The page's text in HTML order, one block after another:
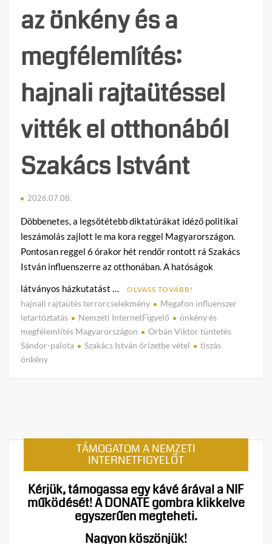
az önkény és a
megfélemlítés:
hajnali rajtaütéssel
vitték el otthonából
Szakács Istvánt
2026.07.08.
Döbbenetes, a legsötétebb diktatúrákat idéző politikai
leszámolás zajlott le ma kora reggel Magyarországon.
Pontosan reggel 6 órakor hét rendőr rontott rá Szakács
István influenszerre az otthonában. A hatóságok
látványos házkutatást …
OLVASS TOVÁBB!
hajnali rajtaütés terrorcselekmény
Megafon influenszer
letartóztatás
Nemzeti InternetFigyelő
önkény és
megfélemlítés Magyarországon
Orbán Viktor tüntetés
Sándor-palota
Szakács István őrizetbe vétel
tiszás
önkény
TÁMOGATOM A NEMZETI
INTERNETFIGYELŐT
Kérjük, támogassa egy kávé árával a NIF
működését!A DONATE gombra klikkelve
egyszerűen megteheti.
Nagyon köszönjük!